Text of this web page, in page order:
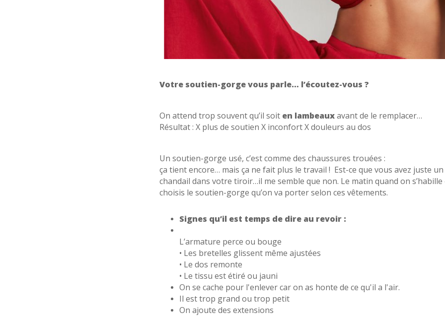
Votre soutien-gorge vous parle… l’écoutez-vous ?
On attend trop souvent qu’il soit en lambeauxavant de le remplacer…
Résultat : X plus de soutien X inconfort X douleurs au dos
Un soutien-gorge usé, c’est comme des chaussures trouées :
ça tient encore… mais ça ne fait plus le travail ! Est-ce que vous avez juste un
chandail dans votre tiroir…il me semble que non. Le matin quand on
choisis le soutien-gorge qu’on va porter selon ces vêtements.
Signes qu’il est temps de dire au revoir :
L’armature perce ou bouge
• Les bretelles glissent même ajustées
• Le dos remonte
• Le tissu est étiré ou jauni
On se cache pour l'enlever car on as honte de ce qu'il a l'air.
Il est trop grand ou trop petit
On ajoute des extensions